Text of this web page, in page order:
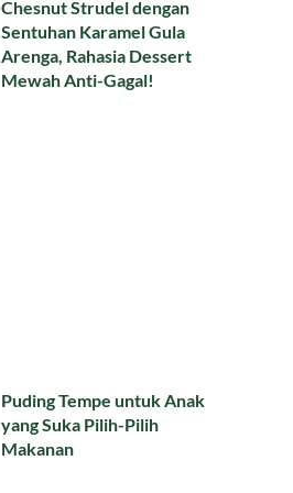
Chesnut Strudel dengan
Sentuhan Karamel Gula
Arenga, Rahasia Dessert
Mewah Anti-Gagal!
Puding Tempe untuk Anak
yang Suka Pilih-Pilih
Makanan